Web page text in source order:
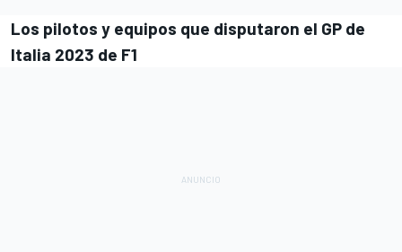
Los pilotos y equipos que disputaron el GP de
Italia 2023 de F1